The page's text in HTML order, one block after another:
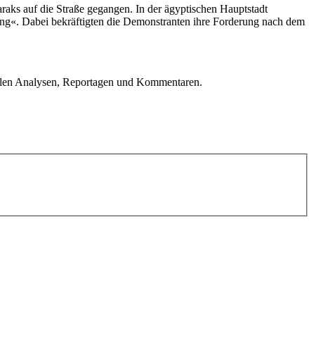
auf die Straße gegangen. In der ägyptischen Hauptstadt
Dabei bekräftigten die Demonstranten ihre Forderung nach dem
Analysen, Reportagen und Kommentaren.